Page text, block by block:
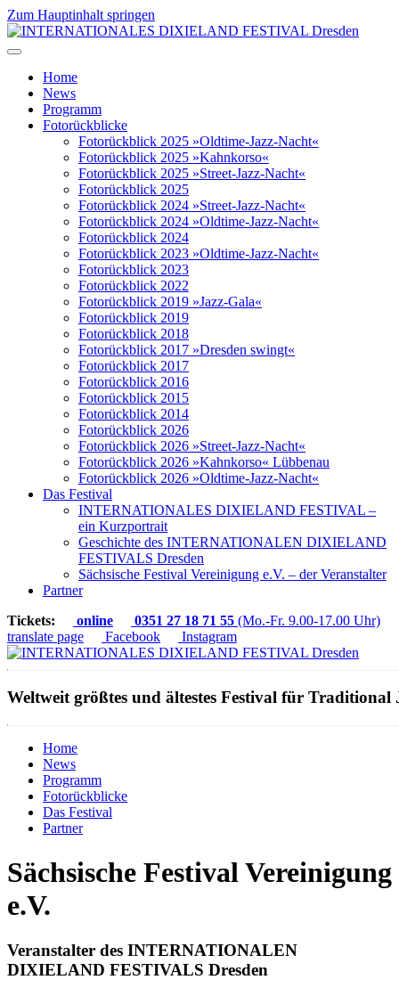
Zum Hauptinhalt springen
Home
News
Programm
Fotorückblicke
Fotorückblick 2025 »Oldtime-Jazz-Nacht«
Fotorückblick 2025 »Kahnkorso«
Fotorückblick 2025 »Street-Jazz-Nacht«
Fotorückblick 2025
Fotorückblick 2024 »Street-Jazz-Nacht«
Fotorückblick 2024 »Oldtime-Jazz-Nacht«
Fotorückblick 2024
Fotorückblick 2023 »Oldtime-Jazz-Nacht«
Fotorückblick 2023
Fotorückblick 2022
Fotorückblick 2019 »Jazz-Gala«
Fotorückblick 2019
Fotorückblick 2018
Fotorückblick 2017 »Dresden swingt«
Fotorückblick 2017
Fotorückblick 2016
Fotorückblick 2015
Fotorückblick 2014
Fotorückblick 2026
Fotorückblick 2026 »Street-Jazz-Nacht«
Fotorückblick 2026 »Kahnkorso« Lübbenau
Fotorückblick 2026 »Oldtime-Jazz-Nacht«
Das Festival
INTERNATIONALES DIXIELAND FESTIVAL –
ein Kurzportrait
Geschichte des INTERNATIONALEN DIXIELAND
FESTIVALS Dresden
Sächsische Festival Vereinigung e.V. – der Veranstalter
Partner
Tickets:
online 0351 27 18 71 55 (Mo.-Fr. 9.00-17.00 Uhr)
translate page
Facebook Instagram
Weltweit größtes und ältestes Festival für Traditional
Home
News
Programm
Fotorückblicke
Das Festival
Partner
Sächsische Festival Vereinigung
e.V.
Veranstalter des INTERNATIONALEN
DIXIELAND FESTIVALS Dresden